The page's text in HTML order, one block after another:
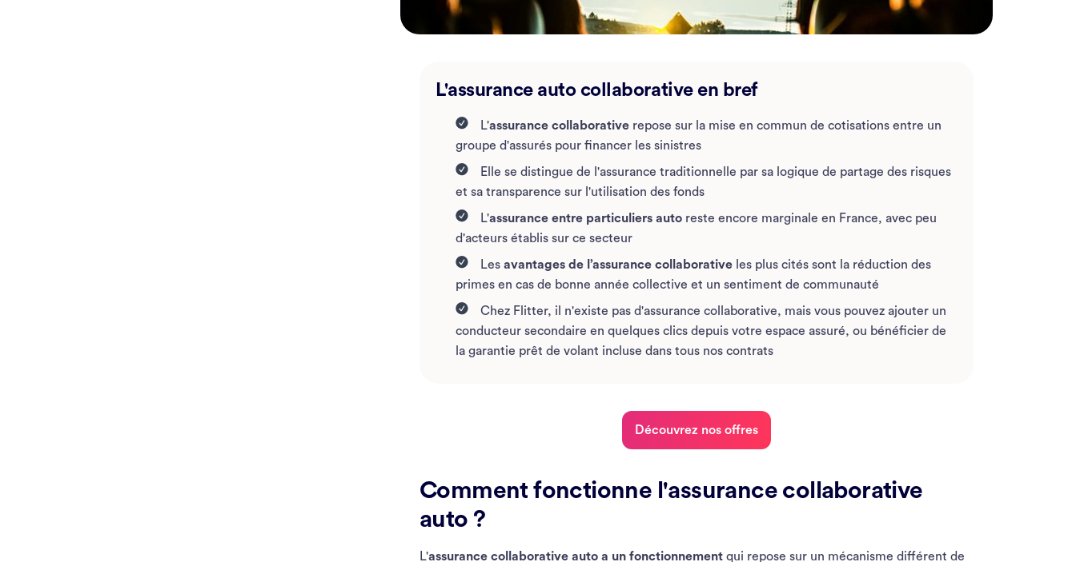
L'assurance auto collaborative en bref
L'assurance collaborative repose sur la mise en commun de cotisations entre un
groupe d'assurés pour financer les sinistres
Elle se distingue de l'assurance traditionnelle par sa logique de partage des risques
et sa transparence sur l'utilisation des fonds
L'assurance entre particuliers auto reste encore marginale en France, avec peu
d'acteurs établis sur ce secteur
Les avantages de l’assurance collaborative les plus cités sont la réduction des
primes en cas de bonne année collective et un sentiment de communauté
Chez Flitter, il n'existe pas d'assurance collaborative, mais vous pouvez ajouter un
conducteur secondaire en quelques clics depuis votre espace assuré, ou bénéficier de
la garantie prêt de volant incluse dans tous nos contrats
Découvrez nos offres
Comment fonctionne l'assurance collaborative
auto ?
L'assurance collaborative auto a un fonctionnement qui repose sur un mécanisme différent de